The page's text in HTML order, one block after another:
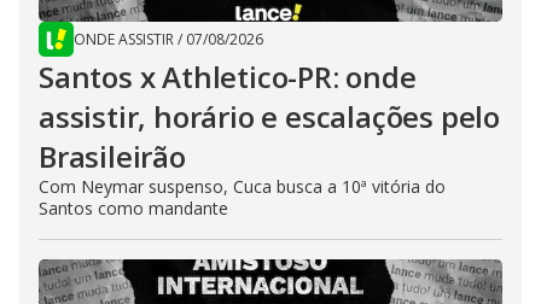
ONDE ASSISTIR/ 07/08/2026
Santos x Athletico-PR: onde
assistir, horário e escalações pelo
Brasileirão
Com Neymar suspenso, Cuca busca a 10ª vitória do
Santos como mandante